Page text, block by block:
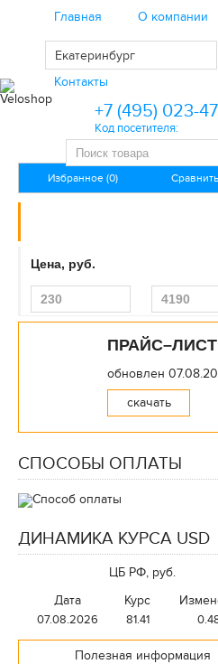
Главная О компании
Региональным клиентам
Контакты
Екатеринбург
+7 (495) 023-
Код посетителя:
Избранное (0)
Велосипеды
Велоаксессуары
Инструменты
Автокресла
Скейтборды
Самокаты
Батуты
Гироскутеры
Лыжероллеры
Цена, руб.
ПРАЙС–ЛИСТ
обновлен
скачать
СПОСОБЫ ОПЛАТЫ
ДИНАМИКА КУРСА USD
ЦБ РФ, руб.
Дата
Курс
07.08.2026 81.41
Полезная информация